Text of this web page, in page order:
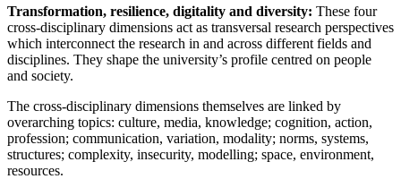
Transformation, resilience, digitality and diversity: These four
cross-disciplinary dimensions act as transversal research perspectives
which interconnect the research in and across different fields and
disciplines. They shape the university’s profile centred on people
and society.
The cross-disciplinary dimensions themselves are linked by
overarching topics: culture, media, knowledge; cognition, action,
profession; communication, variation, modality; norms, systems,
structures; complexity, insecurity, modelling; space, environment,
resources.